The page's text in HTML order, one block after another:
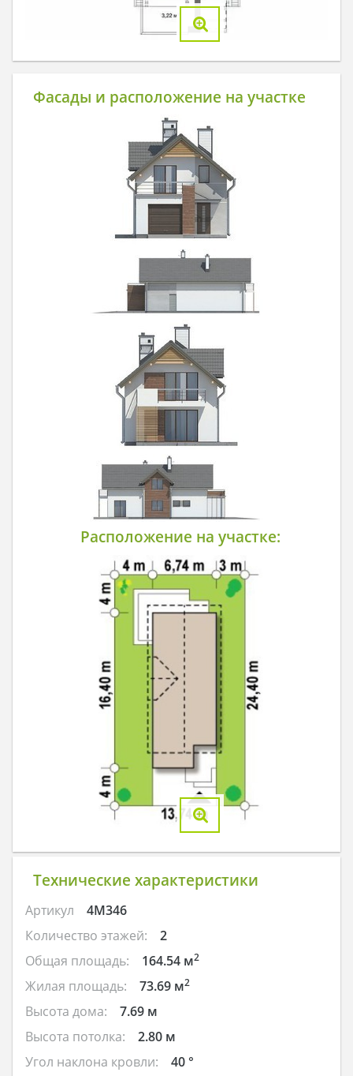
Фасады и расположение на участке
Расположение на участке:
Технические характеристики
Артикул
4M346
Количество этажей:
2
Общая площадь:
164.54 м2
Жилая площадь: 73.69 м2
Высота дома:
7.69 м
Высота потолка:
2.80 м
Угол наклона кровли:
40 °